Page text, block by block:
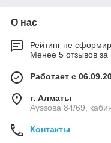
О нас
Рейтинг не
Менее 5 отзывов за
Работает с
г. Алматы
Ауэзова 84/69,
Контакты